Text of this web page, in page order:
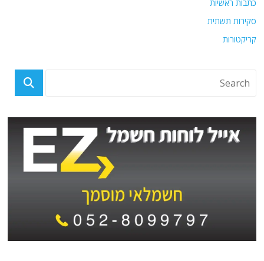
כתבות ראשיות
סקירות תשתית
קריקטורות